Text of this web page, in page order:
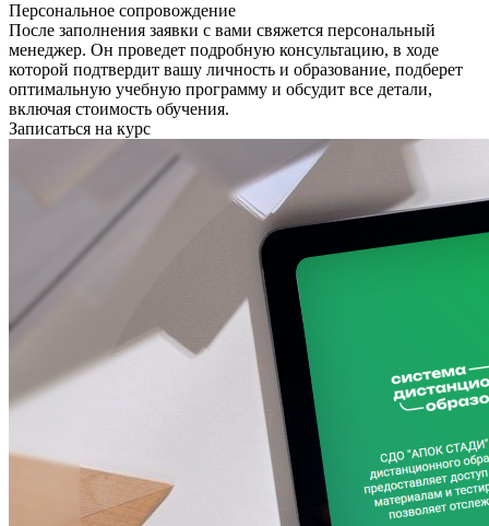
Персональное сопровождение
После заполнения заявки с вами свяжется персональный
менеджер. Он проведет подробную консультацию, в ходе
которой подтвердит вашу личность и образование, подберет
оптимальную учебную программу и обсудит все детали,
включая стоимость обучения.
Записаться на курс